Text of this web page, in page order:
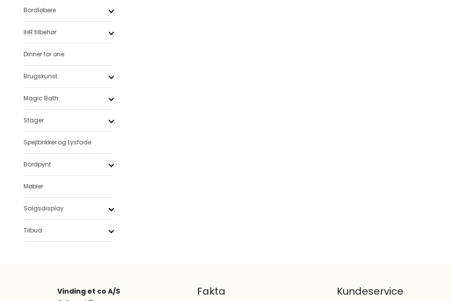
Bordløbere
IHR tilbehør
Dinner for one
Brugskunst
Magic Bath
Stager
Spejlbrikker og Lysfade
Bordpynt
Møbler
Salgsdisplay
Tilbud
Vinding et co A/S
Fakta Kundeservice